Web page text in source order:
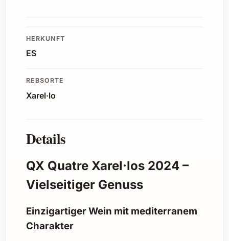
HERKUNFT
ES
REBSORTE
Xarel·lo
Details
QX Quatre Xarel·los 2024 –
Vielseitiger Genuss
Einzigartiger Wein mit mediterranem
Charakter